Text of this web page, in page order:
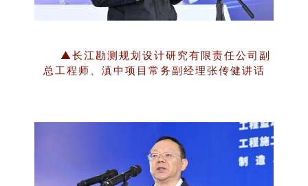
▲长江勘测规划设计研究有限责任公司副
总工程师、滇中项目常务副经理张传健讲话